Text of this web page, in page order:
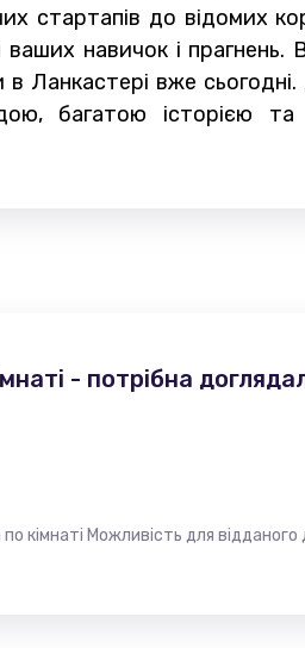
стартапів до відомих
навичок і прагнень.
Ланкастері вже
багатою історією та
- потрібна
кімнаті Можливість для відданого